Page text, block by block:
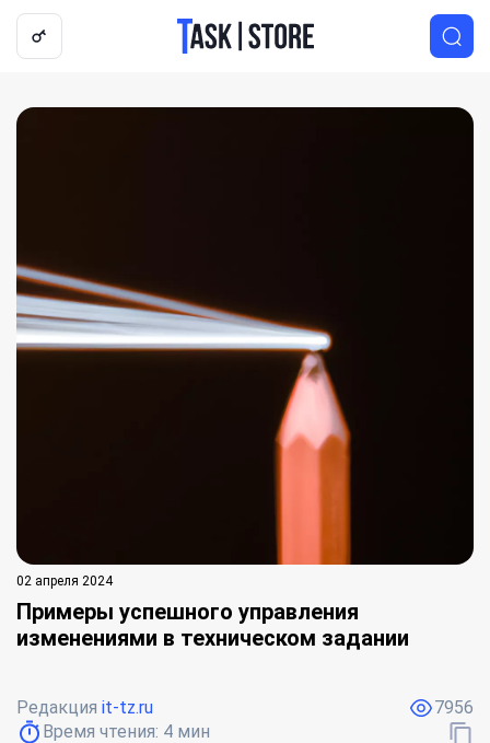
Логотип
02 апреля 2024
Примеры успешного управления
изменениями в техническом задании
Редакция it-tz.ru
Время чтения: 4 мин
7956